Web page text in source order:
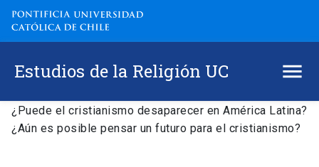
Estudios de la Religión UC
¿Puede el cristianismo desaparecer en América Latina?
¿Aún es posible pensar un futuro para el cristianismo?